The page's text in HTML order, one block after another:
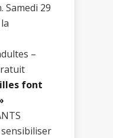
Samedi 29
–
font